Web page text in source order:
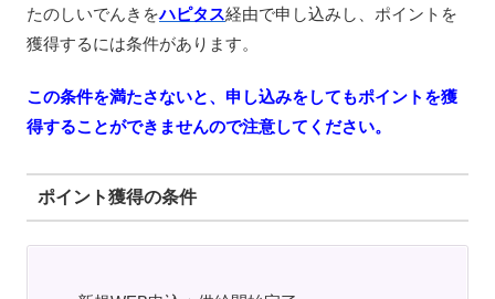
たのしいでんきをハピタス経由で申し込みし、ポイントを
獲得するには条件があります。
この条件を満たさないと、申し込みをしてもポイントを獲
得することができませんので注意してください。
ポイント獲得の条件